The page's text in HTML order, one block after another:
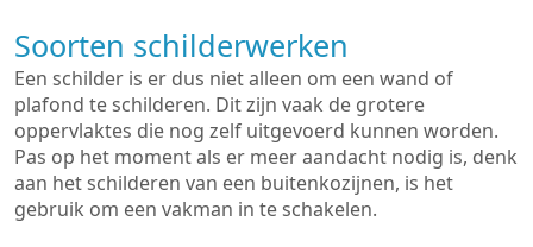
Soorten schilderwerken
Een schilder is er dus niet alleen om een wand of
plafond te schilderen. Dit zijn vaak de grotere
oppervlaktes die nog zelf uitgevoerd kunnen worden.
Pas op het moment als er meer aandacht nodig is, denk
aan het schilderen van een buitenkozijnen, is het
gebruik om een vakman in te schakelen.